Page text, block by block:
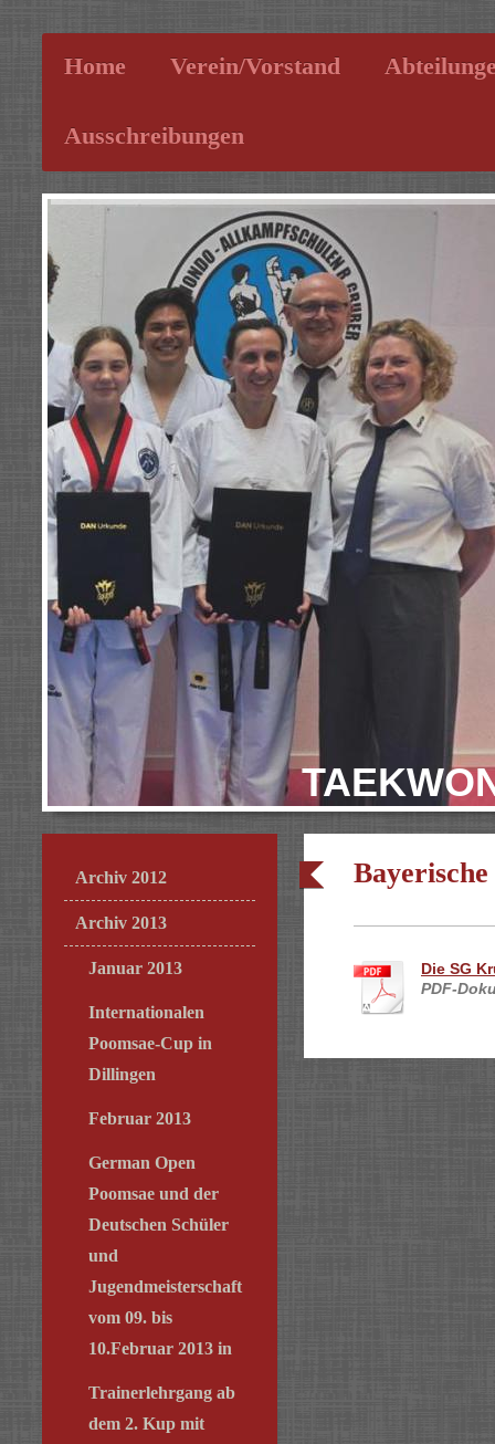
Home Verein/Vorstand
Ausschreibungen
Die SG
PDF-
Archiv 2012
Archiv 2013
Januar 2013
Internationalen
Poomsae-Cup in
Dillingen
Februar 2013
German Open
Poomsae und der
Deutschen Schüler
und
Jugendmeisterschaft
vom 09. bis
10.Februar 2013 in
Trainerlehrgang ab
dem 2. Kup mit